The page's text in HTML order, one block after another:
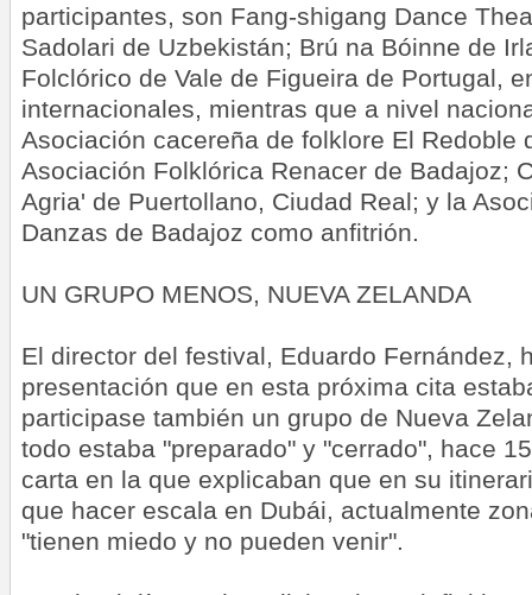
participantes, son Fang-shigang Dance
Sadolari de Uzbekistán; Brú na Bóinne de
Folclórico de Vale de Figueira de Portugal,
internacionales, mientras que a nivel
Asociación cacereña de folklore El Redoble
Asociación Folklórica Renacer de Badajoz;
Agria' de Puertollano, Ciudad Real; y la
Danzas de Badajoz como anfitrión.
UN GRUPO MENOS, NUEVA ZELANDA
El director del festival, Eduardo Fernández,
presentación que en esta próxima cita
participase también un grupo de Nueva
todo estaba "preparado" y "cerrado", hace
carta en la que explicaban que en su
que hacer escala en Dubái, actualmente
"tienen miedo y no pueden venir".